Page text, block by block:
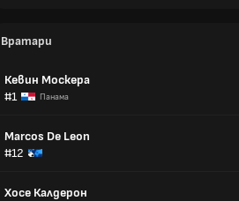
Вратари
Кевин Москера
#1
Панама
Marcos De Leon
#12
Хосе Калдерон